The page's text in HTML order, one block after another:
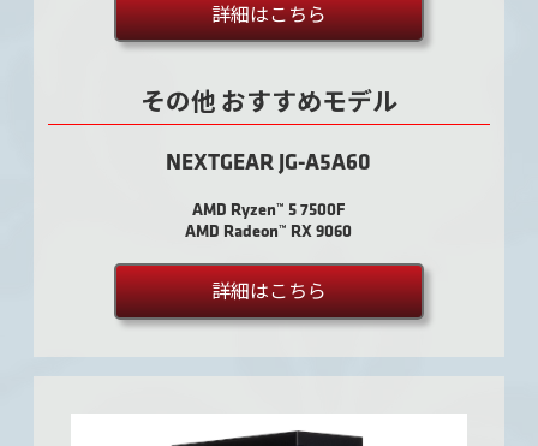
詳細はこちら
その他 おすすめモデル
NEXTGEAR JG-A5A60
AMD Ryzen™ 5 7500F
AMD Radeon™ RX 9060
詳細はこちら